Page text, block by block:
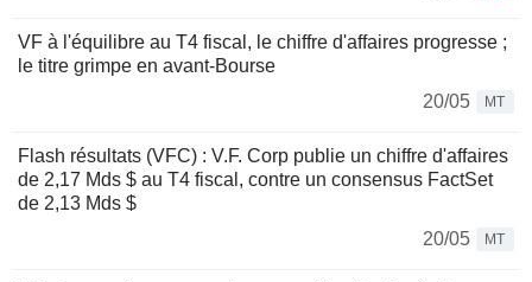
VF à l'équilibre au T4 fiscal, le chiffre d'affaires progresse ;
le titre grimpe en avant-Bourse
20/05
MT
Flash résultats (VFC) : V.F. Corp publie un chiffre d'affaires
de 2,17 Mds $ au T4 fiscal, contre un consensus FactSet
de 2,13 Mds $
20/05
MT